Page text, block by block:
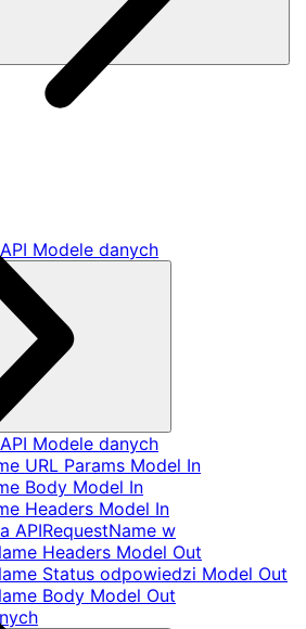
Modele danych
Modele danych
URL Params Model In
Body Model In
Headers Model In
APIRequestName w
Headers Model Out
Status odpowiedzi Model Out
Body Model Out